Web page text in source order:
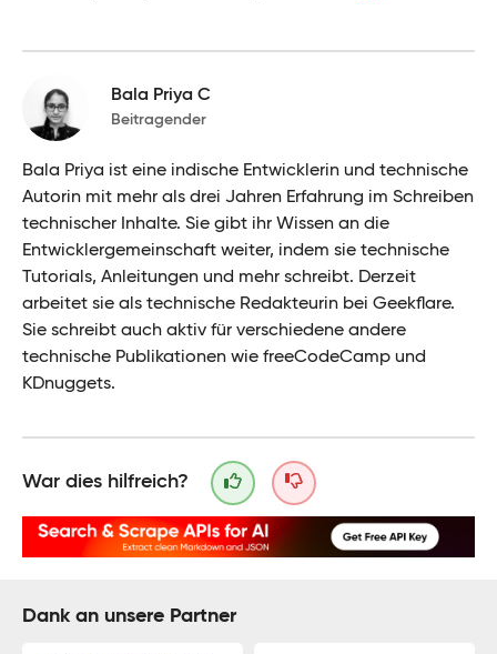
Bala Priya C
Beitragender
Bala Priya ist eine indische Entwicklerin und technische
Autorin mit mehr als drei Jahren Erfahrung im Schreiben
technischer Inhalte. Sie gibt ihr Wissen an die
Entwicklergemeinschaft weiter, indem sie technische
Tutorials, Anleitungen und mehr schreibt. Derzeit
arbeitet sie als technische Redakteurin bei Geekflare.
Sie schreibt auch aktiv für verschiedene andere
technische Publikationen wie freeCodeCamp und
KDnuggets.
War dies hilfreich?
Dank an unsere Partner